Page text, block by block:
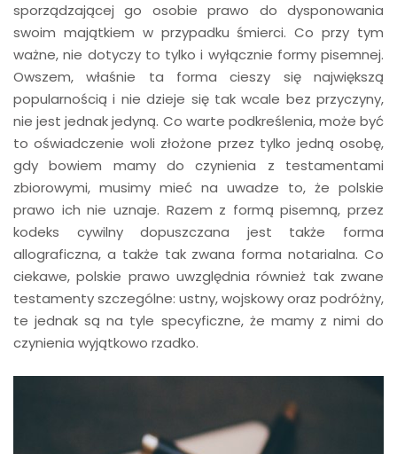
sporządzającej go osobie prawo do dysponowania
swoim majątkiem w przypadku śmierci. Co przy tym
ważne, nie dotyczy to tylko i wyłącznie formy pisemnej.
Owszem, właśnie ta forma cieszy się największą
popularnością i nie dzieje się tak wcale bez przyczyny,
nie jest jednak jedyną. Co warte podkreślenia, może być
to oświadczenie woli złożone przez tylko jedną osobę,
gdy bowiem mamy do czynienia z testamentami
zbiorowymi, musimy mieć na uwadze to, że polskie
prawo ich nie uznaje. Razem z formą pisemną, przez
kodeks cywilny dopuszczana jest także forma
allograficzna, a także tak zwana forma notarialna. Co
ciekawe, polskie prawo uwzględnia również tak zwane
testamenty szczególne: ustny, wojskowy oraz podróżny,
te jednak są na tyle specyficzne, że mamy z nimi do
czynienia wyjątkowo rzadko.